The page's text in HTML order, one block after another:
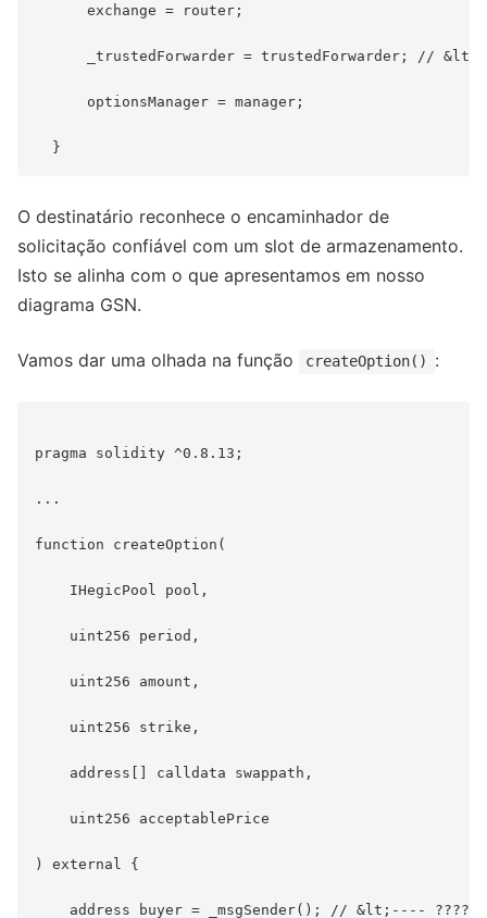
      exchange = router;
_trustedForwarder = trustedForwarder; //
      optionsManager = manager;
O destinatário reconhece o encaminhador de
solicitação confiável com um slot de armazenamento.
Isto se alinha com o que apresentamos em nosso
diagrama GSN.
Vamos dar uma olhada na função createOption() :
pragma solidity ^0.8.13;
...
function createOption(
    IHegicPool pool,
    uint256 period,
    uint256 amount,
    uint256 strike,
    address[] calldata swappath,
    uint256 acceptablePrice
) external {
    address buyer = _msgSender(); // &lt;---- ????